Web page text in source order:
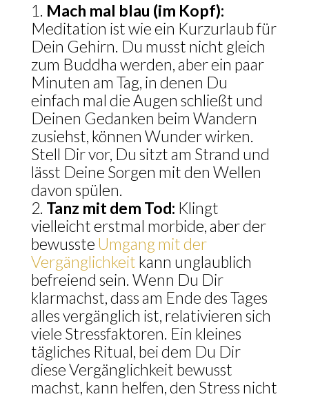
Mach mal blau (im Kopf):
Meditation ist wie ein Kurzurlaub für
Dein Gehirn. Du musst nicht gleich
zum Buddha werden, aber ein paar
Minuten am Tag, in denen Du
einfach mal die Augen schließt und
Deinen Gedanken beim Wandern
zusiehst, können Wunder wirken.
Stell Dir vor, Du sitzt am Strand und
lässt Deine Sorgen mit den Wellen
davon spülen.
Tanz mit dem Tod: Klingt
vielleicht erstmal morbide, aber der
bewusste Umgang mit der
Vergänglichkeit kann unglaublich
befreiend sein. Wenn Du Dir
klarmachst, dass am Ende des Tages
alles vergänglich ist, relativieren sich
viele Stressfaktoren. Ein kleines
tägliches Ritual, bei dem Du Dir
diese Vergänglichkeit bewusst
machst, kann helfen, den Stress nicht